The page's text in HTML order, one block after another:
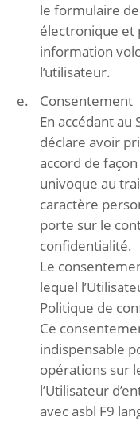
le formulaire
électronique et
information
l’utilisateur.
Consentement
En accédant au
déclare avoir
accord de
univoque au
caractère
porte sur le
confidentialité.
Le
lequel
Politique de
Ce
indispensable
opérations sur
l’Utilisateur
avec asbl F9